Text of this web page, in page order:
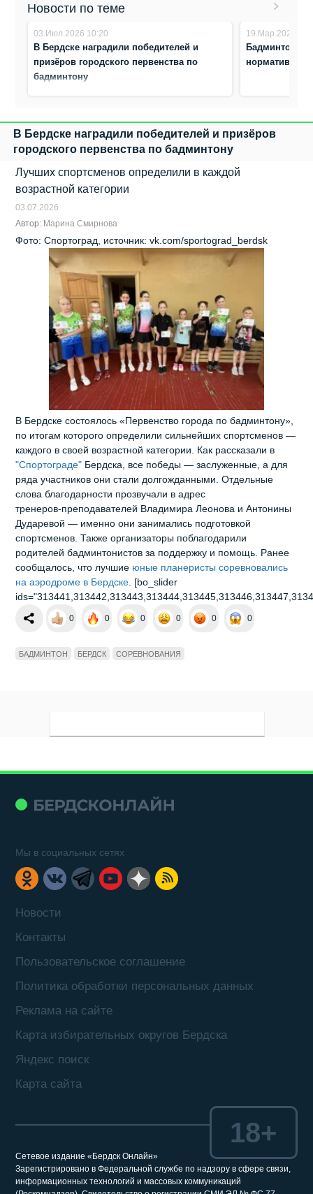
Новости по теме
03.Июл.2026 10:20
В Бердске наградили победителей и
призёров городского первенства по
бадминтону
19.Мар.2026
нормативы
В Бердске наградили победителей и призёров
городского первенства по бадминтону
Лучших спортсменов определили в каждой
возрастной категории
03.07.2026
Автор: Марина Смирнова
Фото: Спортоград, источник: vk.com/sportograd_berdsk
В Бердске состоялось «Первенство города по бадминтону»,
по итогам которого определили сильнейших спортсменов —
каждого в своей возрастной категории. Как рассказали в
"Спортограде" Бердска, все победы — заслуженные, а для
ряда участников они стали долгожданными. Отдельные
слова благодарности прозвучали в адрес
тренеров‑преподавателей Владимира Леонова и Антонины
Дударевой — именно они занимались подготовкой
спортсменов. Также организаторы поблагодарили
родителей бадминтонистов за поддержку и помощь. Ранее
сообщалось, что лучшие юные планеристы соревновались
на аэродроме в Бердске . [bo_slider
0 0 0 0 0 0
БАДМИНТОН БЕРДСК СОРЕВНОВАНИЯ
Новости
Контакты
Пользовательское соглашение
Политика обработки персональных данных
Реклама на сайте
Карта избирательных округов Бердска
Яндекс поиск
Карта сайта
Мы в социальных сетях
Сетевое издание «Бердск Онлайн»
Зарегистрировано в Федеральной службе по надзору в сфере связи,
информационных технологий и массовых коммуникаций
18+